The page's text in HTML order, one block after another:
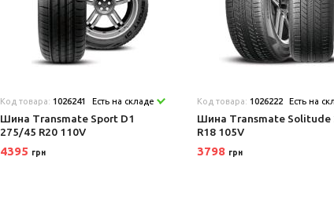
Код товара: 1026241 Есть на складе
Шина Transmate Sport D1
275/45 R20 110V
4395 грн
Код товара: 1026222 Есть на
Шина Transmate Solitude
R18 105V
3798 грн